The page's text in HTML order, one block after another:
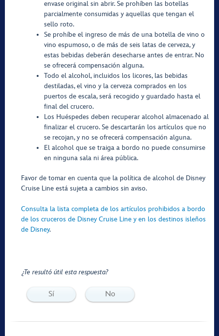
envase original sin abrir. Se prohíben las botellas
parcialmente consumidas y aquellas que tengan el
sello roto.
Se prohíbe el ingreso de más de una botella de vino o
vino espumoso, o de más de seis latas de cerveza, y
estas bebidas deberán desecharse antes de entrar. No
se ofrecerá compensación alguna.
Todo el alcohol, incluidos los licores, las bebidas
destiladas, el vino y la cerveza comprados en los
puertos de escala, será recogido y guardado hasta el
final del crucero.
Los Huéspedes deben recuperar alcohol almacenado al
finalizar el crucero. Se descartarán los artículos que no
se recojan, y no se ofrecerá compensación alguna.
El alcohol que se traiga a bordo no puede consumirse
en ninguna sala ni área pública.
Favor de tomar en cuenta que la política de alcohol de Disney
Cruise Line está sujeta a cambios sin aviso.
Consulta la lista completa de los artículos prohibidos a bordo
de los cruceros de Disney Cruise Line y en los destinos isleños
de Disney.
¿Te resultó útil esta respuesta?
Sí No